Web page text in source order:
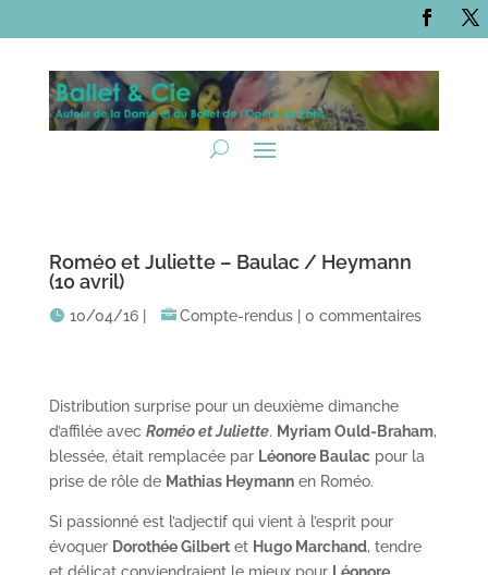
Roméo et Juliette – Baulac / Heymann
(10 avril)
10/04/16| Compte-rendus| 0 commentaires
Distribution surprise pour un deuxième dimanche
d’affilée avec Roméo et Juliette. Myriam Ould-Braham,
blessée, était remplacée par Léonore Baulacpour la
prise de rôle de Mathias Heymannen Roméo.
Si passionné est l’adjectif qui vient à l’esprit pour
évoquer Dorothée Gilbertet Hugo Marchand, tendre